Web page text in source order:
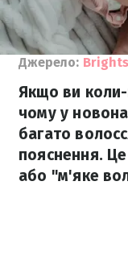
Джерело:
Якщо ви
чому у
багато
пояснення.
або "м'яке